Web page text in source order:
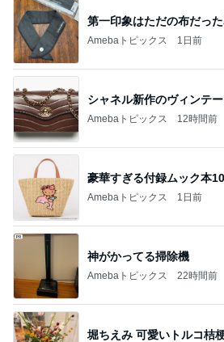
第一印象はただの布だっ
Amebaトピックス 1日前
シャネル新作のヴィンテ
Amebaトピックス 12時間前
豪華すぎる付録ムック本
Amebaトピックス 1日前
神がかってる掃除機
Amebaトピックス 22時間前
堀ちえみ 可愛いトルコ桔